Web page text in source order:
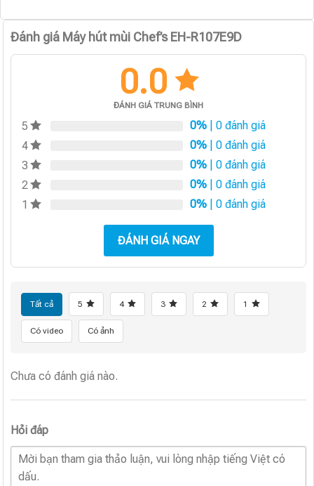
Đánh giá Máy hút mùi Chef’s EH-R107E9D
0.0
ĐÁNH GIÁ TRUNG BÌNH
5 0% | 0 đánh giá
4
0% | 0 đánh giá
3
0% | 0 đánh giá
2
0% | 0 đánh giá
1
0% | 0 đánh giá
ĐÁNH GIÁ NGAY
Tất cả 5 4 3 2 1
Có video Có ảnh
Chưa có đánh giá nào.
Hỏi đáp